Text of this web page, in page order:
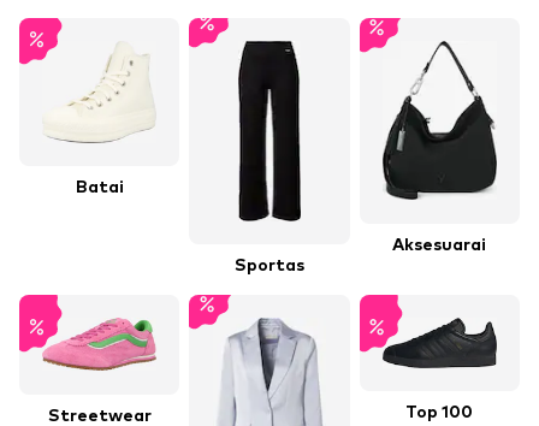
Batai
Sportas
Aksesuarai
Streetwear Top 100